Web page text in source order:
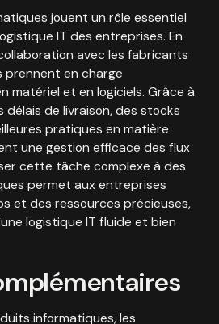
jouent un rôle essentiel
IT des entreprises. En
avec les fabricants
prennent en charge
matériel et en logiciels. Grâce à
délais de livraison, des stocks
pratiques en matière
une gestion efficace des flux
cette tâche complexe à des
permet aux entreprises
et des ressources précieuses,
logistique IT fluide et bien
informatiques, les